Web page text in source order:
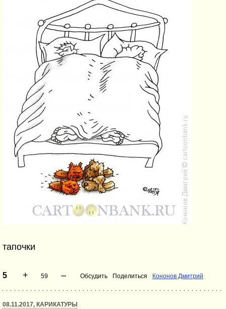
тапочки
5 + 59 – Обсудить Поделиться Кононов Дмитрий
08.11.2017, КАРИКАТУРЫ